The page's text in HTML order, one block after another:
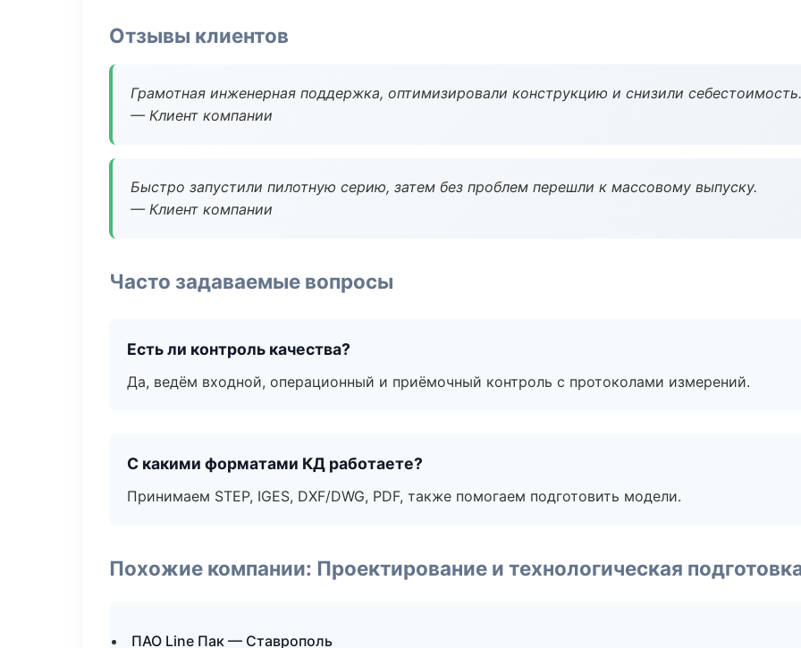
Отзывы клиентов
Грамотная инженерная поддержка, оптимизировали конструкцию и снизили себестоимость.
— Клиент компании
Быстро запустили пилотную серию, затем без проблем перешли к массовому выпуску.
— Клиент компании
Часто задаваемые вопросы
Есть ли контроль качества?
Да, ведём входной, операционный и приёмочный контроль с протоколами измерений.
С какими форматами КД работаете?
Принимаем STEP, IGES, DXF/DWG, PDF, также помогаем подготовить модели.
Похожие компании: Проектирование и технологическая
ПАО Line Пак — Ставрополь